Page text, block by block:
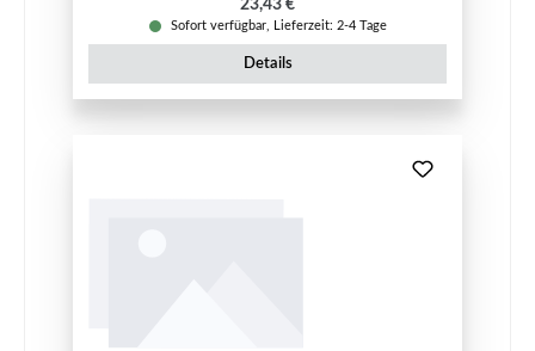
23,43 €
Sofort verfügbar, Lieferzeit: 2-4 Tage
Details